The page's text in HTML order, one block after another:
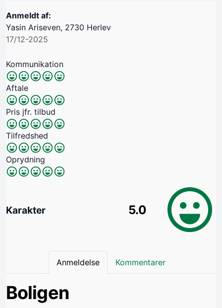
Anmeldt af:
Yasin Ariseven, 2730 Herlev
17/12-2025
Kommunikation
Aftale
Pris jfr. tilbud
Tilfredshed
Oprydning
Karakter 5.0
Anmeldelse Kommentarer
Boligen